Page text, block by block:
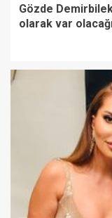
Gözde
olarak var